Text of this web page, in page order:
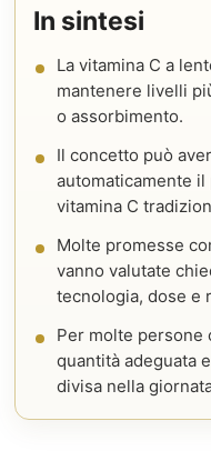
In sintesi
La vitamina C a
mantenere livelli
o assorbimento.
Il concetto può
automaticamente
vitamina C
Molte promesse
vanno valutate
tecnologia, dose e
Per molte persone
quantità adeguata
divisa nella